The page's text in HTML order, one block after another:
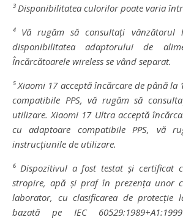
³ Disponibilitatea culorilor poate varia
⁴ Vă rugăm să consultați
disponibilitatea adaptorului de
Încărcătoarele wireless se vând separat.
⁵ Xiaomi 17 acceptă încărcare de până la
compatibile PPS, vă rugăm să
utilizare. Xiaomi 17 Ultra acceptă
cu adaptoare compatibile PPS, vă
instrucțiunile de utilizare.
⁶ Dispozitivul a fost testat și certificat
stropire, apă și praf în prezența unor
laborator, cu clasificarea de protecție
bazată pe IEC